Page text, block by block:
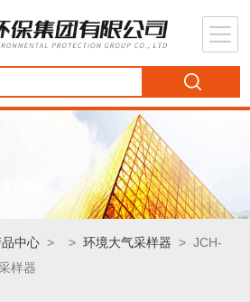
品中心 > >环境大气采样器 > JCH-
样器